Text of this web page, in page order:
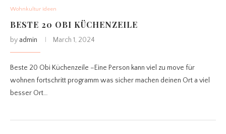
Wohnkultur ideen
BESTE 20 OBI KÜCHENZEILE
by admin March 1, 2024
Beste 20 Obi Küchenzeile –Eine Person kann viel zu move für
wohnen fortschritt programm was sicher machen deinen Ort a viel
besser Ort…